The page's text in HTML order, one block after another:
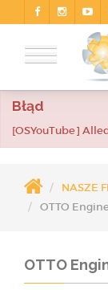
Błąd
[OSYouTube]
NASZE
OTTO
OTTO